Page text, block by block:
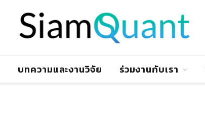
บทความและงานวิจัย ร่วมงานกับเรา